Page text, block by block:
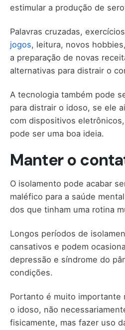
estimular a produção de
Palavras cruzadas,
jogos, leitura, novos hobbies,
a preparação de novas
alternativas para distrair o
A tecnologia também pode
para distrair o idoso, se ele
com dispositivos
pode ser uma boa ideia.
Manter o
O isolamento pode acabar
maléfico para a saúde
dos que tinham uma rotina
Longos períodos de
cansativos e podem
depressão e síndrome do
condições.
Portanto é muito importante
o idoso, não
fisicamente, mas fazer uso